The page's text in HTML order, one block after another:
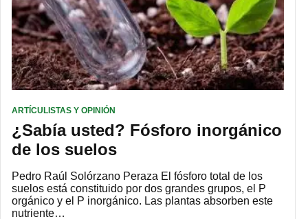
ARTÍCULISTAS Y OPINIÓN
¿Sabía usted? Fósforo inorgánico
de los suelos
Pedro Raúl Solórzano Peraza El fósforo total de los
suelos está constituido por dos grandes grupos, el P
orgánico y el P inorgánico. Las plantas absorben este
nutriente…